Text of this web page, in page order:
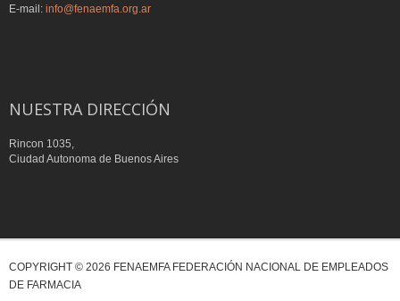
E-mail: info@fenaemfa.org.ar
NUESTRA DIRECCIÓN
Rincon 1035,
Ciudad Autonoma de Buenos Aires
COPYRIGHT © 2026 FENAEMFA FEDERACIÓN NACIONAL DE EMPLEADOS
DE FARMACIA